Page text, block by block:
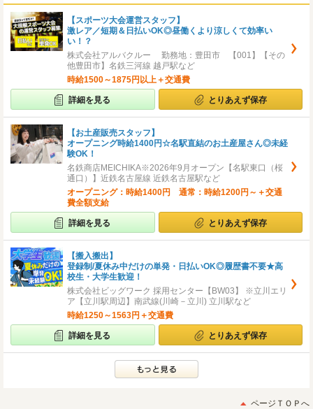
【スポーツ大会運営スタッフ】
激レア／短期＆日払いOK◎昼働くより涼しくて効率い
い！？
株式会社アルバクルー 勤務地：豊田市 【001】【その
他豊田市】名鉄三河線 越戸駅など
時給1500～1875円以上＋交通費
詳細を見る とりあえず保存
【お土産販売スタッフ】
オープニング時給1400円☆名駅直結のお土産屋さん◎未経
験OK！
名鉄商店MEICHIKA※2026年9月オープン【名駅東口（桜
通口）】近鉄名古屋線 近鉄名古屋駅など
オープニング：時給1400円 通常：時給1200円～＋交通
費全額支給
詳細を見る とりあえず保存
【搬入搬出】
登録制/夏休み中だけの単発・日払いOK◎履歴書不要★高
校生・大学生歓迎！
株式会社ビッグワーク 採用センター【BW03】 ※立川エリ
ア【立川駅周辺】南武線(川崎－立川) 立川駅など
時給1250～1563円＋交通費
詳細を見る とりあえず保存
ページＴＯＰへ